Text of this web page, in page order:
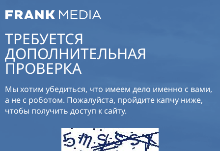
ТРЕБУЕТСЯ
ДОПОЛНИТЕЛЬНАЯ
ПРОВЕРКА
Мы хотим убедиться, что имеем дело именно с вами,
а не с роботом. Пожалуйста, пройдите капчу ниже,
чтобы получить доступ к сайту.